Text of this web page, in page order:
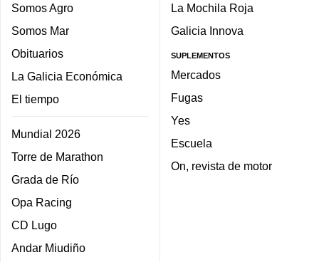
Somos Agro
Somos Mar
Obituarios
La Galicia Económica
El tiempo
Mundial 2026
Torre de Marathon
Grada de Río
Opa Racing
CD Lugo
Andar Miudiño
La Mochila Roja
Galicia Innova
SUPLEMENTOS
Mercados
Fugas
Yes
Escuela
On, revista de motor